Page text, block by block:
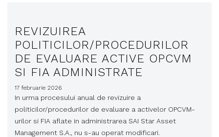
REVIZUIREA
POLITICILOR/PROCEDURILOR
DE EVALUARE ACTIVE OPCVM
SI FIA ADMINISTRATE
17 februarie 2026
In urma procesului anual de revizuire a
politicilor/procedurilor de evaluare a activelor OPCVM-
urilor si FIA aflate in administrarea SAI Star Asset
Management S.A., nu s-au operat modificari.